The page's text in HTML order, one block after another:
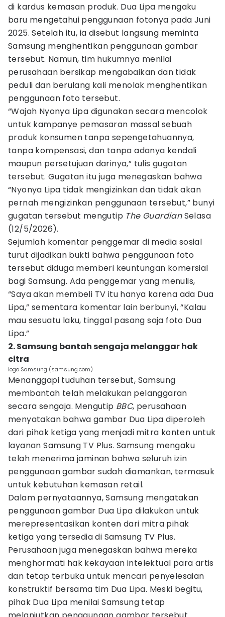
di kardus kemasan produk. Dua Lipa mengaku
baru mengetahui penggunaan fotonya pada Juni
2025. Setelah itu, ia disebut langsung meminta
Samsung menghentikan penggunaan gambar
tersebut. Namun, tim hukumnya menilai
perusahaan bersikap mengabaikan dan tidak
peduli dan berulang kali menolak menghentikan
penggunaan foto tersebut.
“Wajah Nyonya Lipa digunakan secara mencolok
untuk kampanye pemasaran massal sebuah
produk konsumen tanpa sepengetahuannya,
tanpa kompensasi, dan tanpa adanya kendali
maupun persetujuan darinya,” tulis gugatan
tersebut. Gugatan itu juga menegaskan bahwa
“Nyonya Lipa tidak mengizinkan dan tidak akan
pernah mengizinkan penggunaan tersebut,” bunyi
gugatan tersebut mengutip The GuardianSelasa
(12/5/2026).
Sejumlah komentar penggemar di media sosial
turut dijadikan bukti bahwa penggunaan foto
tersebut diduga memberi keuntungan komersial
bagi Samsung. Ada penggemar yang menulis,
“Saya akan membeli TV itu hanya karena ada Dua
Lipa,” sementara komentar lain berbunyi, “Kalau
mau sesuatu laku, tinggal pasang saja foto Dua
Lipa.”
2. Samsung bantah sengaja melanggar hak
citra
logo Samsung (samsung.com)
Menanggapi tuduhan tersebut, Samsung
membantah telah melakukan pelanggaran
secara sengaja. Mengutip BBC, perusahaan
menyatakan bahwa gambar Dua Lipa diperoleh
dari pihak ketiga yang menjadi mitra konten untuk
layanan Samsung TV Plus. Samsung mengaku
telah menerima jaminan bahwa seluruh izin
penggunaan gambar sudah diamankan, termasuk
untuk kebutuhan kemasan retail.
Dalam pernyataannya, Samsung mengatakan
penggunaan gambar Dua Lipa dilakukan untuk
merepresentasikan konten dari mitra pihak
ketiga yang tersedia di Samsung TV Plus.
Perusahaan juga menegaskan bahwa mereka
menghormati hak kekayaan intelektual para artis
dan tetap terbuka untuk mencari penyelesaian
konstruktif bersama tim Dua Lipa. Meski begitu,
pihak Dua Lipa menilai Samsung tetap